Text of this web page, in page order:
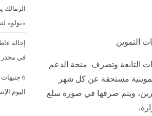
الزمالك
«بولو»
إحالة
في مخدر
6
اليوم الإثنين 10
التموين
التابعة وتصرف منحة الدعم
لكل بطاقة تموينية مستحقة عن كل شهر
جنيه عن الشهرين، ويتم صرفها في صورة سلع